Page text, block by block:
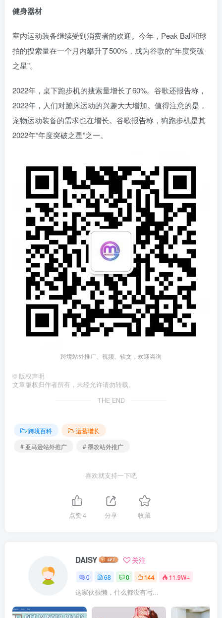
健身器材
室内运动装备继续受到消费者的欢迎。今年，Peak Ball和球
拍的搜索量在一个月内攀升了500%，成为谷歌的“年度突破
之星”。
2022年，桌下跑步机的搜索量增长了60%。谷歌还报告称，
2022年，人们对蹦床运动的兴趣大大增加。值得注意的是，
宠物运动装备的需求也在增长。谷歌报告称，狗跑步机是其
2022年“年度突破之星”之一。
跨境站外推广、视频、软文，欢迎咨询
© 版权声明
文章版权归作者所有，未经允许请勿转载。
THE END
跨境百科
运营增长
# 亚马逊站外推广
# 墨攻站外推广
喜欢就支持一下吧
点赞4 分享 收藏
DAISY 关注
0 68 0 144 11.9W+
这家伙很懒，什么都没有写...